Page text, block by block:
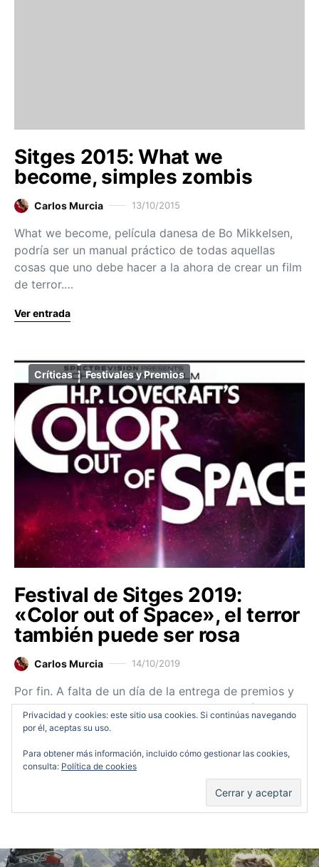
Sitges 2015: What we
become, simples zombis
Carlos Murcia 13/10/2015
What we become, película danesa de Bo Mikkelsen,
podría ser un manual práctico de todas aquellas
cosas que uno debe hacer a la ahora de crear un film
de terror.…
Ver entrada
Críticas Festivales y Premios
Festival de Sitges 2019:
«Color out of Space», el terror
también puede ser rosa
Carlos Murcia 14/10/2019
Por fin. A falta de un día de la entrega de premios y
clausura de festival, por fin aparece una película
dentro de sección oficial digna de llevarse el
Ver entrada
Privacidad y cookies: este sitio usa cookies. Si continúas navegando
por él, aceptas su uso.
Para obtener más información, incluido cómo gestionar las cookies,
consulta: Política de cookies